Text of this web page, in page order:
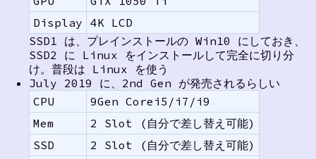
Display 4K LCD
SSD1 は、プレインストールの Win10 にしておき、
SSD2 に Linux をインストールして完全に切り分
け。普段は Linux を使う
July 2019 に、2nd Gen が発売されるらしい
CPU
9Gen Corei5/i7/i9
Mem
2 Slot (自分で差し替え可能)
SSD
2 Slot (自分で差し替え可能)